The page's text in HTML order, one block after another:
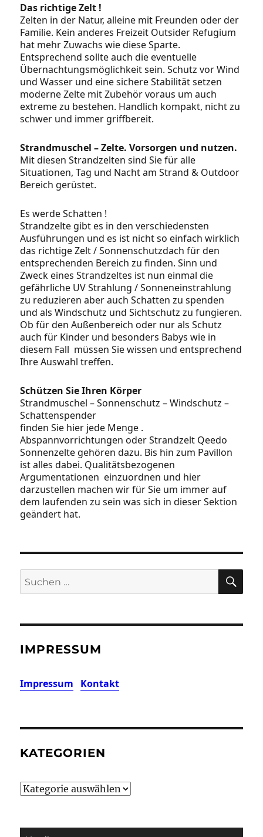
Das richtige Zelt !
Zelten in der Natur, alleine mit Freunden oder der
Familie. Kein anderes Freizeit Outsider Refugium
hat mehr Zuwachs wie diese Sparte.
Entsprechend sollte auch die eventuelle
Übernachtungsmöglichkeit sein. Schutz vor Wind
und Wasser und eine sichere Stabilität setzen
moderne Zelte mit Zubehör voraus um auch
extreme zu bestehen. Handlich kompakt, nicht zu
schwer und immer griffbereit.
Strandmuschel – Zelte. Vorsorgen und nutzen.
Mit diesen Strandzelten sind Sie für alle
Situationen, Tag und Nacht am Strand & Outdoor
Bereich gerüstet.
Es werde Schatten !
Strandzelte gibt es in den verschiedensten
Ausführungen und es ist nicht so einfach wirklich
das richtige Zelt / Sonnenschutzdach für den
entsprechenden Bereich zu finden. Sinn und
Zweck eines Strandzeltes ist nun einmal die
gefährliche UV Strahlung / Sonneneinstrahlung
zu reduzieren aber auch Schatten zu spenden
und als Windschutz und Sichtschutz zu fungieren.
Ob für den Außenbereich oder nur als Schutz
auch für Kinder und besonders Babys wie in
diesem Fall müssen Sie wissen und entsprechend
Ihre Auswahl treffen.
Schützen Sie Ihren Körper
Strandmuschel – Sonnenschutz – Windschutz –
Schattenspender
finden Sie hier jede Menge .
Abspannvorrichtungen oder Strandzelt Qeedo
Sonnenzelte gehören dazu. Bis hin zum Pavillon
ist alles dabei. Qualitätsbezogenen
Argumentationen einzuordnen und hier
darzustellen machen wir für Sie um immer auf
dem laufenden zu sein was sich in dieser Sektion
geändert hat.
Suchen
nach:
IMPRESSUM
Impressum Kontakt
KATEGORIEN
Kategorien